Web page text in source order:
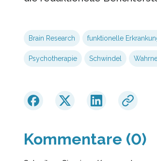
Brain Research funktionelle
Psychotherapie Schwindel
Kommentare (0)